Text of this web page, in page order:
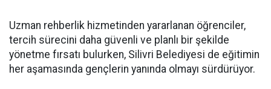
Uzman rehberlik hizmetinden yararlanan öğrenciler,
tercih sürecini daha güvenli ve planlı bir şekilde
yönetme fırsatı bulurken, Silivri Belediyesi de eğitimin
her aşamasında gençlerin yanında olmayı sürdürüyor.